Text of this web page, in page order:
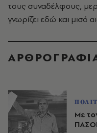
τους συναδέλφους,
γνωρίζει εδώ και μισό
Με